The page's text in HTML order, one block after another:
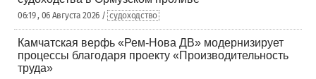
06:19 , 06 Августа 2026 / судоходство
Камчатская верфь «Рем-Нова ДВ» модернизирует
процессы благодаря проекту «Производительность
труда»